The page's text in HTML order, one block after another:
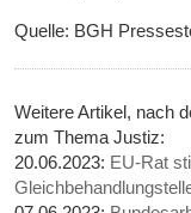
Quelle: BGH
Weitere Artikel, nach
zum Thema Justiz:
20.06.2023: EU-Rat